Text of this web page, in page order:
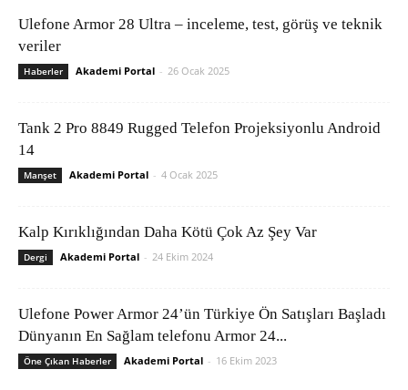
Ulefone Armor 28 Ultra – inceleme, test, görüş ve teknik
veriler
Haberler Akademi Portal - 26 Ocak 2025
Tank 2 Pro 8849 Rugged Telefon Projeksiyonlu Android
14
Manşet Akademi Portal - 4 Ocak 2025
Kalp Kırıklığından Daha Kötü Çok Az Şey Var
Dergi Akademi Portal - 24 Ekim 2024
Ulefone Power Armor 24’ün Türkiye Ön Satışları Başladı
Dünyanın En Sağlam telefonu Armor 24...
Öne Çıkan Haberler Akademi Portal - 16 Ekim 2023